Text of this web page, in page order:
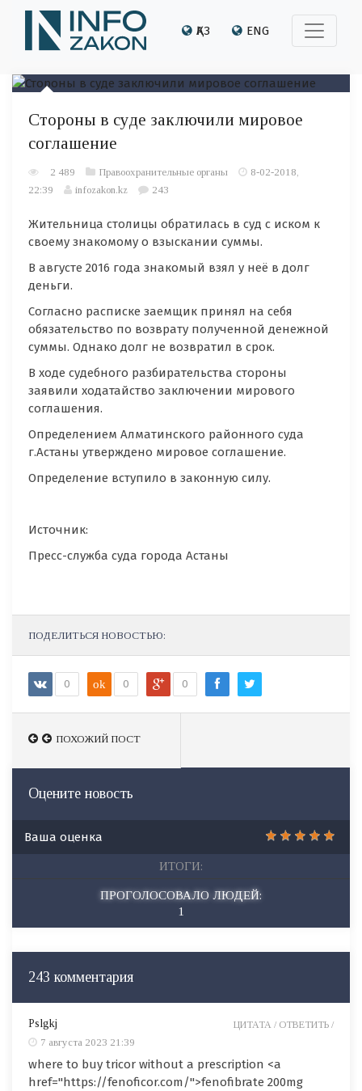
ҚАЗ ENG
Стороны в суде заключили мировое
соглашение
2 489 Правоохранительные органы
8-02-2018,
22:39
infozakon.kz 243
Жительница столицы обратилась в суд с иском к
своему знакомому о взыскании суммы.
В августе 2016 года знакомый взял у неё в долг
деньги.
Согласно расписке заемщик принял на себя
обязательство по возврату полученной денежной
суммы. Однако долг не возвратил в срок.
В ходе судебного разбирательства стороны
заявили ходатайство заключении мирового
соглашения.
Определением Алматинского районного суда
г.Астаны утверждено мировое соглашение.
Определение вступило в законную силу.
Источник:
Пресс-служба суда города Астаны
ПОДЕЛИТЬСЯ НОВОСТЬЮ:
0 ok 0 0
ПОХОЖИЙ ПОСТ
ПОХОЖИЙ ПОСТ
Оцените новость
Ваша оценка
ИТОГИ:
ПРОГОЛОСОВАЛО ЛЮДЕЙ:
1
243 комментария
Pslgkj
7 августа 2023 21:39
where to buy tricor without a prescription <a
href="https://fenoficor.com/">fenofibrate 200mg
ЦИТАТА / ОТВЕТИТЬ /